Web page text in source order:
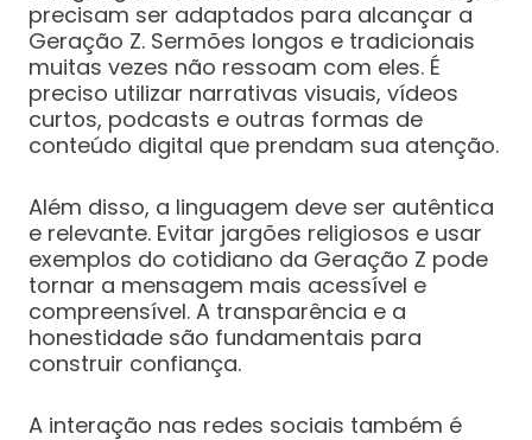
precisam ser adaptados para alcançar a
Geração Z. Sermões longos e tradicionais
muitas vezes não ressoam com eles. É
preciso utilizar narrativas visuais, vídeos
curtos, podcasts e outras formas de
conteúdo digital que prendam sua atenção.
Além disso, a linguagem deve ser autêntica
e relevante. Evitar jargões religiosos e usar
exemplos do cotidiano da Geração Z pode
tornar a mensagem mais acessível e
compreensível. A transparência e a
honestidade são fundamentais para
construir confiança.
A interação nas redes sociais também é